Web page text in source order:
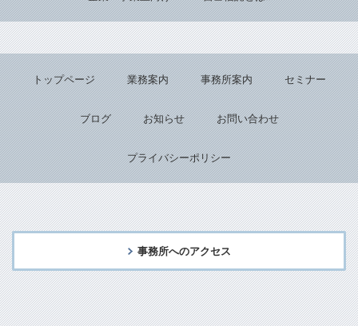
トップページ 業務案内 事務所案内 セミナー
ブログ お知らせ お問い合わせ
プライバシーポリシー
事務所へのアクセス